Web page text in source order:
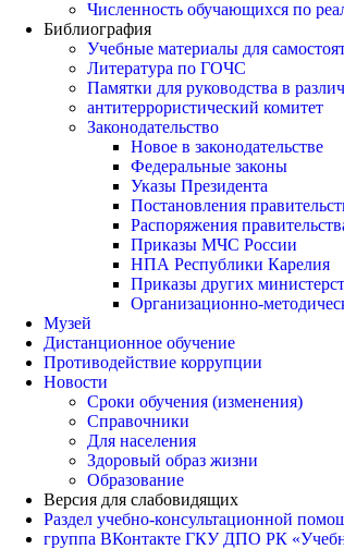
Численность обучающихся по
Библиография
Учебные материалы для
Литература по ГОЧС
Памятки для руководства в
антитеррористический комитет
Законодательство
Новое в законодательстве
Федеральные законы
Указы Президента
Постановления
Распоряжения
Приказы МЧС России
НПА Республики Карелия
Приказы других
Организационно-
Музей
Дистанционное обучение
Противодействие коррупции
Новости
Сроки обучения (изменения)
Справочники
Для населения
Здоровый образ жизни
Образование
Версия для слабовидящих
Раздел учебно-консультационной
группа ВКонтакте ГКУ ДПО РК